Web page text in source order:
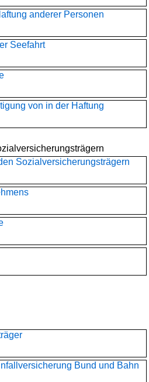
anderer Personen
Seefahrt
von in der Haftung
Sozialversicherungsträgern
Bund und Bahn